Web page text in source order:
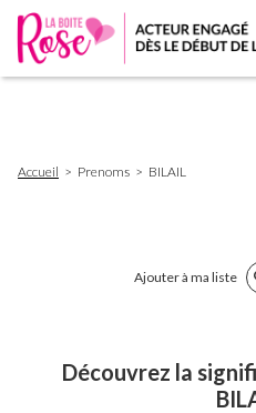
d'Ariane
Accueil Prenoms BILAIL
Ajouter à ma liste
Découvrez la